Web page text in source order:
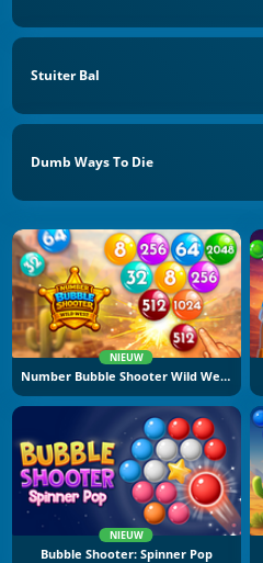
Stuiter Bal
Dumb Ways To Die
NIEUW
Number Bubble Shooter Wild West
NIEUW
Bubble Shooter: Spinner Pop